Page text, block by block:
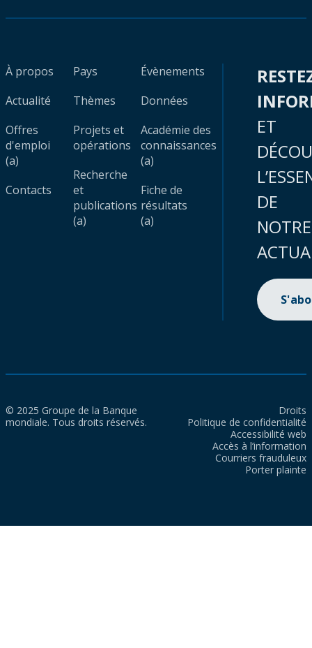
À propos
Actualité
Offres
d'emploi
(a)
Contacts
Pays
Thèmes
Projets et
opérations
Recherche
et
publications
(a)
Évènements
Données
Académie des
connaissances
(a)
Fiche de
résultats
(a)
ET
DE
NOTRE
© 2025 Groupe de la Banque
mondiale. Tous droits réservés.
Droits
Politique de confidentialité
Accessibilité web
Accès à l’information
Courriers frauduleux
Porter plainte